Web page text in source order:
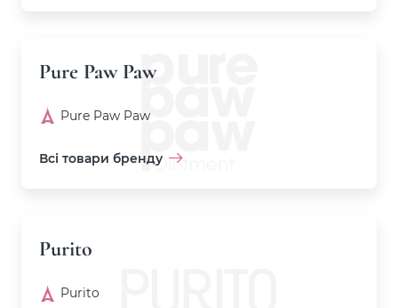
Pure Paw Paw
Pure Paw Paw
Всі товари бренду
Purito
Purito